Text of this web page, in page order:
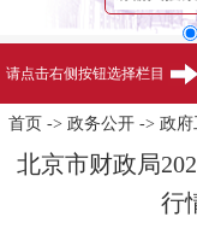
请点击右侧按钮选择栏目
首页 -> 政务公开-> 政府
北京市财政局
行